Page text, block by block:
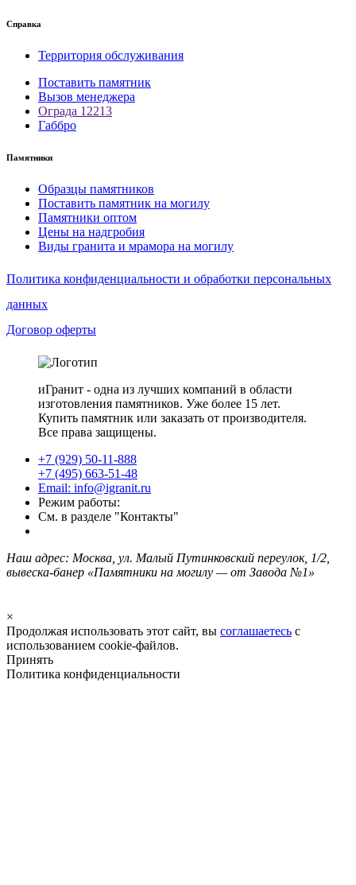
Справка
Территория обслуживания
Поставить памятник
Вызов менеджера
Ограда 12213
Габбро
Памятники
Образцы памятников
Поставить памятник на могилу
Памятники оптом
Цены на надгробия
Виды гранита и мрамора на могилу
Политика конфиденциальности и обработки персональных
данных
Договор оферты
иГранит - одна из лучших компаний в области
изготовления памятников. Уже более 15 лет.
Купить памятник или заказать от производителя.
Все права защищены.
+7 (929) 50-11-888
+7 (495) 663-51-48
Email: info@igranit.ru
Режим работы:
См. в разделе "Контакты"
Наш адрес: Москва, ул. Малый Путинковский переулок, 1/2,
вывеска-банер «Памятники на могилу — от Завода №1»
×
Продолжая использовать этот сайт, вы соглашаетесь с
использованием cookie-файлов.
Принять
Политика конфиденциальности